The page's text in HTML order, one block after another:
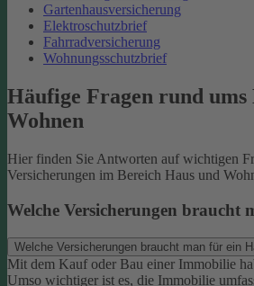
Gartenhausversicherung
Elektroschutzbrief
Fahrradversicherung
Wohnungsschutzbrief
Häufige Fragen rund ums
Wohnen
Hier finden Sie Antworten auf wichtigen
Versicherungen im Bereich Haus und
Welche Versicherungen braucht
Welche Versicherungen braucht man für ein
Mit dem Kauf oder Bau einer Immobilie
Umso wichtiger ist es, die Immobilie